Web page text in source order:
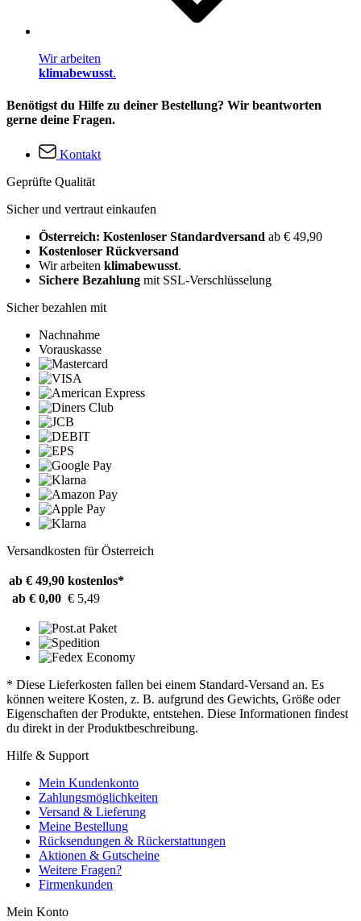
Wir arbeiten
klimabewusst.
Benötigst du Hilfe zu deiner Bestellung? Wir beantworten
gerne deine Fragen.
Kontakt
Geprüfte Qualität
Sicher und vertraut einkaufen
Österreich: Kostenloser Standardversand ab € 49,90
Kostenloser Rückversand
Wir arbeiten klimabewusst.
Sichere Bezahlung mit SSL-Verschlüsselung
Sicher bezahlen mit
Nachnahme
Vorauskasse
Versandkosten für Österreich
ab € 49,90 kostenlos*
ab € 0,00 € 5,49
* Diese Lieferkosten fallen bei einem Standard-Versand an. Es
können weitere Kosten, z. B. aufgrund des Gewichts, Größe oder
Eigenschaften der Produkte, entstehen. Diese Informationen findest
du direkt in der Produktbeschreibung.
Hilfe & Support
Mein Kundenkonto
Zahlungsmöglichkeiten
Versand & Lieferung
Meine Bestellung
Rücksendungen & Rückerstattungen
Aktionen & Gutscheine
Weitere Fragen?
Firmenkunden
Mein Konto